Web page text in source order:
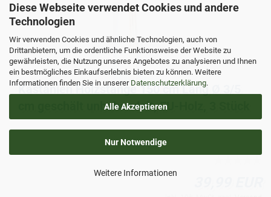
Diese Webseite verwendet Cookies und andere
Technologien
Wir verwenden Cookies und ähnliche Technologien, auch von
Drittanbietern, um die ordentliche Funktionsweise der Website zu
gewährleisten, die Nutzung unseres Angebotes zu analysieren und Ihnen
ein bestmögliches Einkaufserlebnis bieten zu können. Weitere
Informationen finden Sie in unserer Datenschutzerklärung.
Alle Akzeptieren
Nur Notwendige
Weitere Informationen
Kas­ta­ni­en Holz­stan­ge 150 cm Lang Ø 3/5
cm ge­schält un­be­han­delt, EU-​Holz, 3 Stück